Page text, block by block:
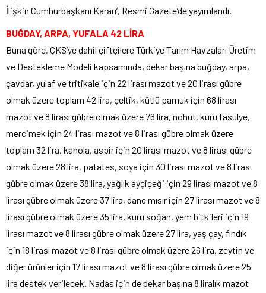
İlişkin Cumhurbaşkanı Kararı’, Resmi Gazete’de yayımlandı.
BUĞDAY, ARPA, YUFALA 42 LİRA
Buna göre, ÇKS’ye dahil çiftçilere Türkiye Tarım Havzaları Üretim
ve Destekleme Modeli kapsamında, dekar başına buğday, arpa,
çavdar, yulaf ve tritikale için 22 lirası mazot ve 20 lirası gübre
olmak üzere toplam 42 lira, çeltik, kütlü pamuk için 68 lirası
mazot ve 8 lirası gübre olmak üzere 76 lira, nohut, kuru fasulye,
mercimek için 24 lirası mazot ve 8 lirası gübre olmak üzere
toplam 32 lira, kanola, aspir için 20 lirası mazot ve 8 lirası gübre
olmak üzere 28 lira, patates, soya için 30 lirası mazot ve 8 lirası
gübre olmak üzere 38 lira, yağlık ayçiçeği için 29 lirası mazot ve 8
lirası gübre olmak üzere 37 lira, dane mısır için 27 lirası mazot ve 8
lirası gübre olmak üzere 35 lira, kuru soğan, yem bitkileri için 19
lirası mazot ve 8 lirası gübre olmak üzere 27 lira, yaş çay, fındık
için 18 lirası mazot ve 8 lirası gübre olmak üzere 26 lira, zeytin ve
diğer ürünler için 17 lirası mazot ve 8 lirası gübre olmak üzere 25
lira destek verilecek. Nadas için de dekar başına 8 liralık mazot